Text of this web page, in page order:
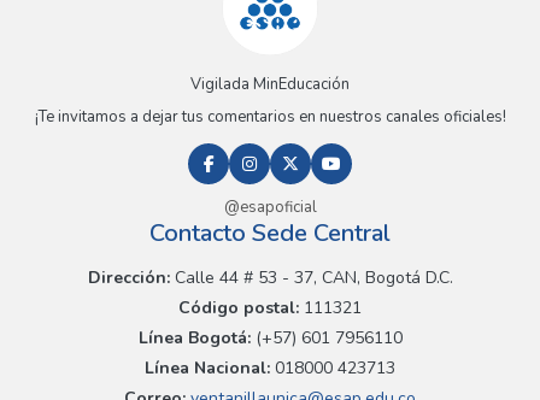
Vigilada MinEducación
¡Te invitamos a dejar tus comentarios en nuestros canales oficiales!
@esapoficial
Contacto Sede Central
Dirección:Calle 44 # 53 - 37, CAN, Bogotá D.C.
Código postal: 111321
Línea Bogotá:(+57) 601 7956110
Línea Nacional: 018000 423713